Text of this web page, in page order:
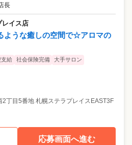
長
イス店
ような癒しの空間で☆アロマの
支給 社会保険完備
大手サロン
2丁目5番地 札幌ステラプレイスEAST3F
応募画面へ進む